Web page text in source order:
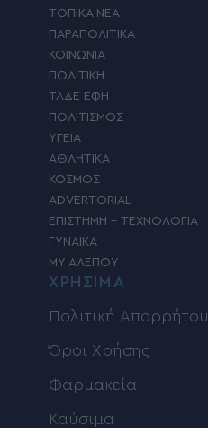
ΤΟΠΙΚΑ ΝΕΑ
ΠΑΡΑΠΟΛΙΤΙΚΑ
ΚΟΙΝΩΝΙΑ
ΠΟΛΙΤΙΚΗ
ΤΑΔΕ ΕΦΗ
ΠΟΛΙΤΙΣΜΟΣ
ΥΓΕΙΑ
ΑΘΛΗΤΙΚΑ
ΚΟΣΜΟΣ
ADVERTORIAL
ΕΠΙΣΤΗΜΗ – ΤΕΧΝΟΛΟΓΙΑ
ΓΥΝΑΙΚΑ
MY ΑΛΕΠΟΥ
ΧΡΗΣΙΜΑ
Πολιτική Απορρήτου
Όροι Χρήσης
Φαρμακεία
Καύσιμα